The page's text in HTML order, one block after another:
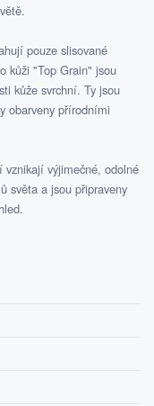
pouze slisované
kůži "Top Grain" jsou
kůže svrchní. Ty jsou
obarveny přírodními
výjimečné, odolné
světa a jsou připraveny